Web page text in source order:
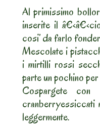
Al primissimo
inserite il
cosi’ da farlo
Mescolate i
i mirtilli rossi
parte un pochino
Cospargete
cranberryessiccati
leggermente.